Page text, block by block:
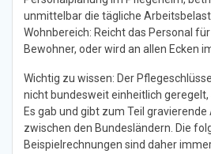
unmittelbar die tägliche
Wohnbereich: Reicht das Personal
Bewohner, oder wird an allen Ecken
Wichtig zu wissen: Der
nicht bundesweit einheitlich
Es gab und gibt zum Teil
zwischen den Bundesländern. Die
Beispielrechnungen sind daher